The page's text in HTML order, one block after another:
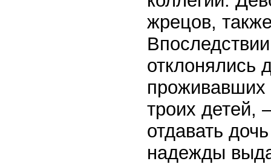
жрецов,
отклонялись
троих детей,
отдавать
надежды